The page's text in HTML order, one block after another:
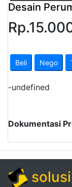
Ganti
Logout
Desain
Rp.
Beli Nego
-undefined
Dokumentasi